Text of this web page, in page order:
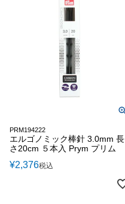
PRM194222
エルゴノミック棒針 3.0mm 長
さ20cm ５本入 Prym プリム
¥2,376税込